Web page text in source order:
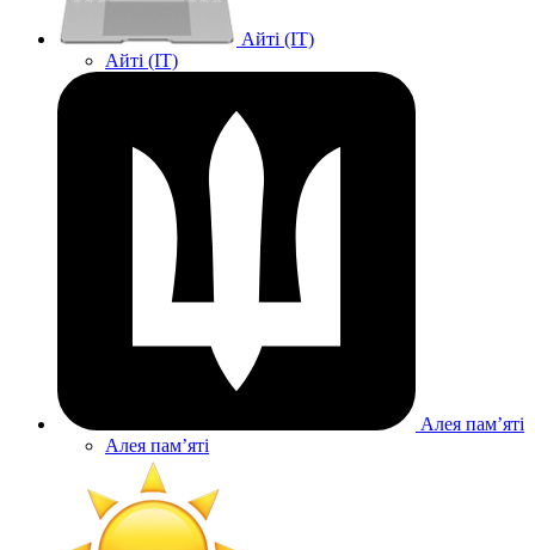
Айті (IT)
Айті (IT)
Алея памʼяті
Алея памʼяті